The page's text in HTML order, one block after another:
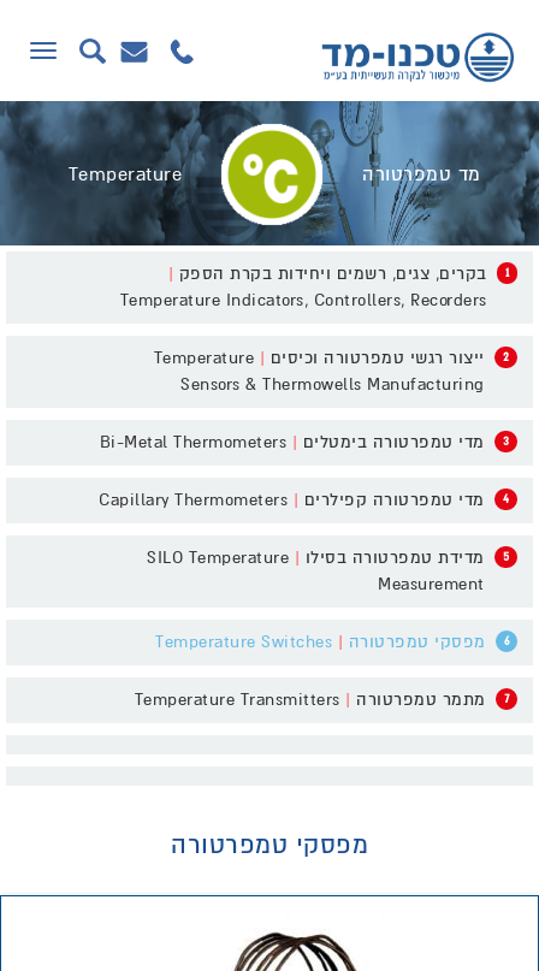
תפריט
מד טמפרטורה Temperature
1 בקרים, צגים, רשמים ויחידות בקרת הספק |
Temperature Indicators, Controllers, Recorders
2 ייצור רגשי טמפרטורה וכיסים |
Temperature
Sensors & Thermowells Manufacturing
3 מדי טמפרטורה בימטלים |
4 מדי טמפרטורה קפילרים |
5 מדידת טמפרטורה בסילו |
SILO Temperature
Measurement
6 מפסקי טמפרטורה |
7 מתמר טמפרטורה |
מפסקי טמפרטורה